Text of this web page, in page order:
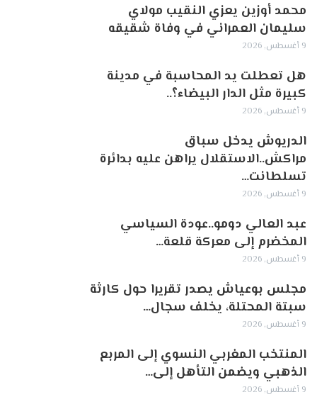
محمد أوزين يعزي النقيب مولاي
سليمان العمراني في وفاة شقيقه
9 أغسطس, 2026
هل تعطلت يد المحاسبة في مدينة
كبيرة مثل الدار البيضاء؟..
9 أغسطس, 2026
الدريوش يدخل سباق
مراكش..الاستقلال يراهن عليه بدائرة
تسلطانت…
9 أغسطس, 2026
عبد العالي دومو..عودة السياسي
المخضرم إلى معركة قلعة…
9 أغسطس, 2026
مجلس بوعياش يصدر تقريرا حول كارثة
سبتة المحتلة، يخلف سجال…
9 أغسطس, 2026
المنتخب المغربي النسوي إلى المربع
الذهبي ويضمن التأهل إلى…
9 أغسطس, 2026